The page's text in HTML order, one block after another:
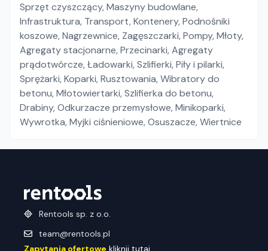
Sprzęt czyszczący,Maszyny budowlane,
Infrastruktura, Transport,Kontenery,Podnośniki
koszowe,Nagrzewnice, Zagęszczarki,Pompy,Młoty,
Agregaty stacjonarne,Przecinarki,Agregaty
prądotwórcze,Ładowarki,Szlifierki,Piły i pilarki,
Sprężarki,Koparki,Rusztowania,Wibratory do
betonu,Młotowiertarki,Szlifierka do betonu,
Drabiny,Odkurzacze przemysłowe,Minikoparki,
Wywrotka,Myjki ciśnieniowe,Osuszacze,Wiertnice
Rentools sp. z o.o.
team@rentools.pl
Zapytania ofertowe kliknij tutaj